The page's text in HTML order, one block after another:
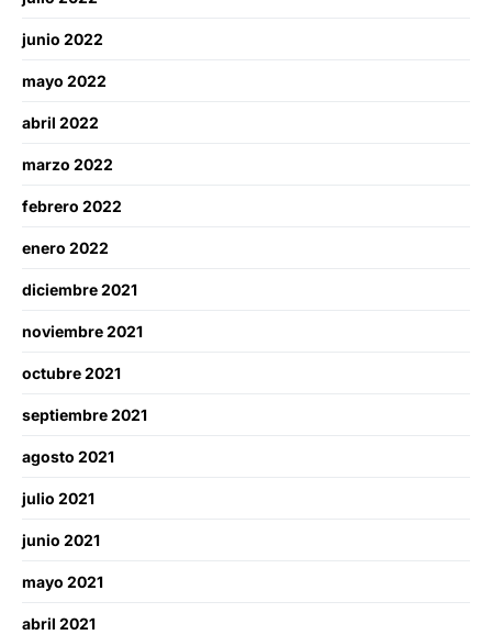
junio 2022
mayo 2022
abril 2022
marzo 2022
febrero 2022
enero 2022
diciembre 2021
noviembre 2021
octubre 2021
septiembre 2021
agosto 2021
julio 2021
junio 2021
mayo 2021
abril 2021